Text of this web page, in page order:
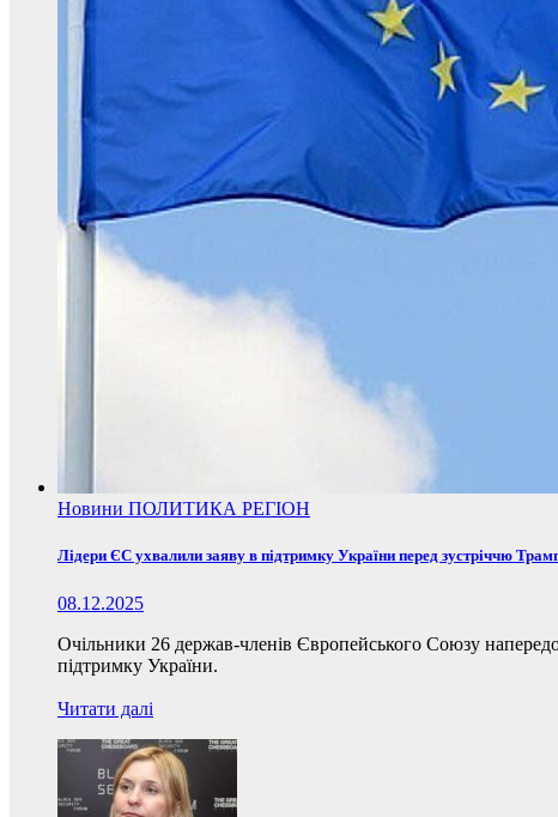
Новини ПОЛИТИКА РЕГІОН
Лідери ЄС ухвалили заяву в підтримку України перед зустріччю
08.12.2025
Очільники 26 держав-членів Європейського Союзу
підтримку України.
Читати далі